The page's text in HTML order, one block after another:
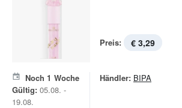
Preis: € 3,29
Noch 1 Woche
Gültig: 05.08. -
19.08.
Händler: BIPA